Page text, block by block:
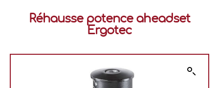
Réhausse potence aheadset
Ergotec